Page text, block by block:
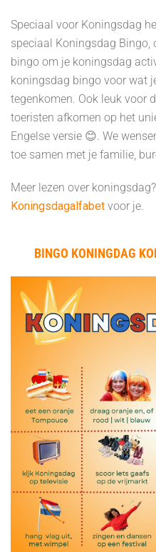
Speciaal voor Koningsdag
speciaal Koningsdag Bingo,
bingo om je koningsdag
koningsdag bingo voor wat
tegenkomen. Ook leuk voor
toeristen afkomen op het
Engelse versie 😊. We
toe samen met je familie,
Meer lezen over
Koningsdagalfabet voor je.
BINGO KONINGDAG